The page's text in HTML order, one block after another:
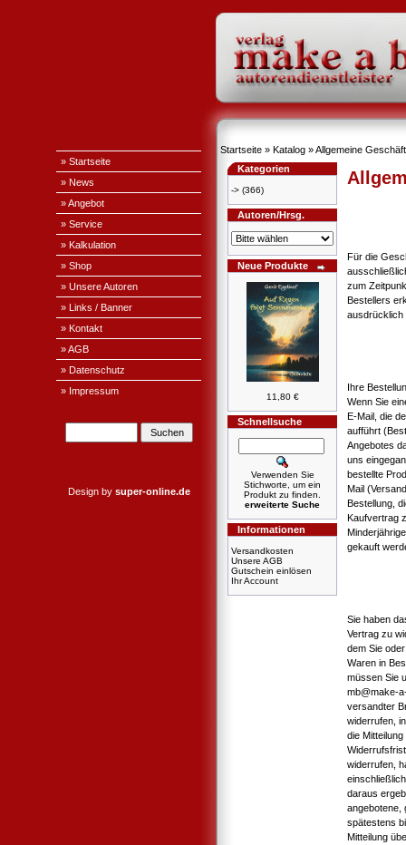
» Startseite
» News
» Angebot
» Service
» Kalkulation
» Shop
» Unsere Autoren
» Links / Banner
» Kontakt
» AGB
» Datenschutz
» Impressum
Design by super-online.de
Startseite » Katalog »Allgemeine
Kategorien
-> (366)
Autoren/Hrsg.
Neue Produkte
11,80 €
Schnellsuche
Verwenden Sie
Stichworte, um ein
Produkt zu finden.
erweiterte Suche
Informationen
Versandkosten
Unsere AGB
Gutschein einlösen
Ihr Account
Für die
zum
Bestellers
ausdrücklich
Ihre
Wenn Sie
E-Mail, die
aufführt
Angebotes
uns
bestellte
Mail
Bestellung,
Kaufvertrag
gekauft
Sie haben
Vertrag zu
dem Sie
Waren in
müssen Sie
mb@make-
versandter
widerrufen,
die
widerrufen,
daraus
angebotene,
spätestens
Mitteilung